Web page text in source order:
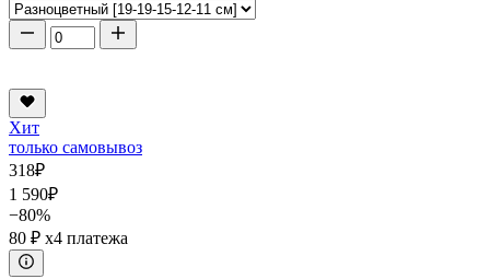
Хит
только самовывоз
318₽
1 590₽
−80%
80 ₽ x4 платежа